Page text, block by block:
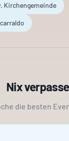
Kirchengemeinde
Nix
die besten